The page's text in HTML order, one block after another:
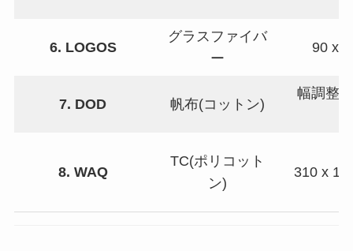
6. LOGOS
グラスファイバ
ー
90 x
7. DOD 帆布(コットン)
幅調整
8. WAQ
TC(ポリコット
ン)
310 x